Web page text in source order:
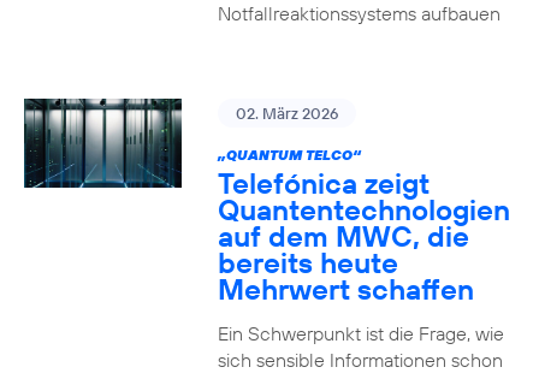
Notfallreaktionssystems aufbauen
02. März 2026
„QUANTUM TELCO“
Telefónica zeigt
Quanten­technologien
auf dem MWC, die
bereits heute
Mehrwert schaffen
Ein Schwerpunkt ist die Frage, wie
sich sensible Informationen schon